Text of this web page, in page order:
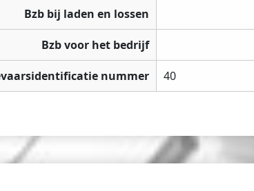
Bzb bij laden en lossen
Bzb voor het bedrijf
nummer 40